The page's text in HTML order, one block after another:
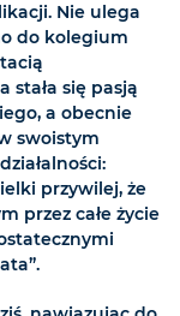
Nie ulega
do kolegium
stała się pasją
a obecnie
swoistym
przywilej, że
przez całe życie